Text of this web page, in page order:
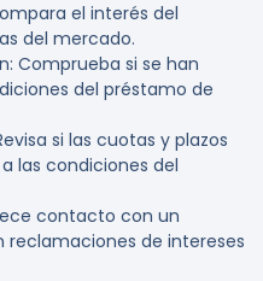
el interés del
del mercado.
: Comprueba si se han
del préstamo de
si las cuotas y plazos
las condiciones del
contacto con un
reclamaciones de intereses